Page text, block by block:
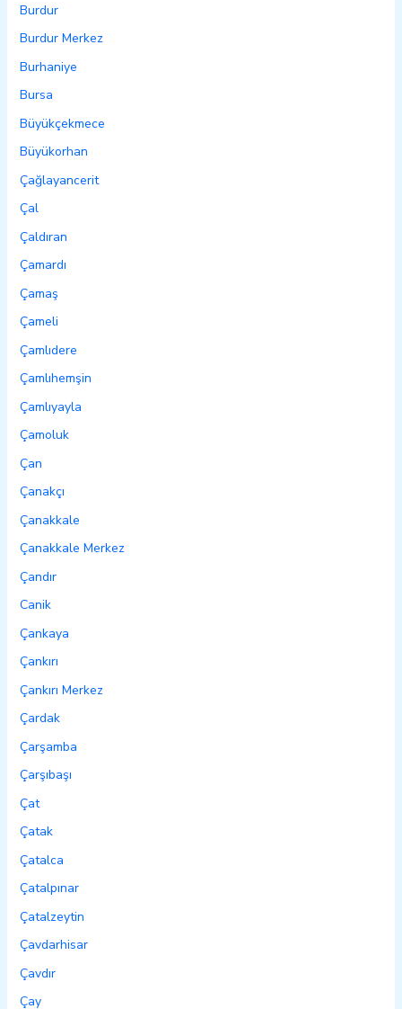
Burdur
Burdur Merkez
Burhaniye
Bursa
Büyükçekmece
Büyükorhan
Çağlayancerit
Çal
Çaldıran
Çamardı
Çamaş
Çameli
Çamlıdere
Çamlıhemşin
Çamlıyayla
Çamoluk
Çan
Çanakçı
Çanakkale
Çanakkale Merkez
Çandır
Canik
Çankaya
Çankırı
Çankırı Merkez
Çardak
Çarşamba
Çarşıbaşı
Çat
Çatak
Çatalca
Çatalpınar
Çatalzeytin
Çavdarhisar
Çavdır
Çay